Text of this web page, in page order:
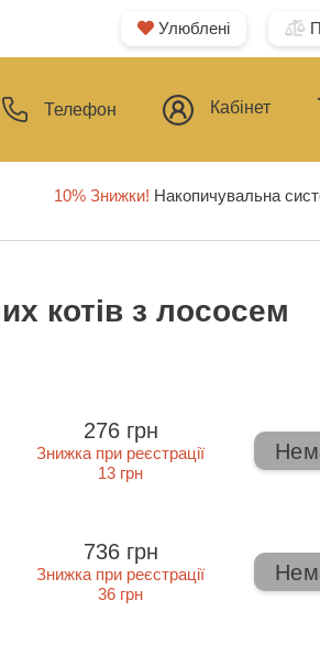
Улюблені
Телефон Кабінет
10% Знижки! Накопичувальна
котів з лососем
276 грн
Знижка при реєстрації
13 грн
736 грн
Знижка при реєстрації
36 грн